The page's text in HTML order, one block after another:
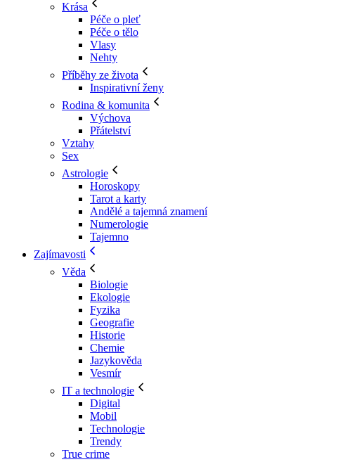
Krása
Péče o pleť
Péče o tělo
Vlasy
Nehty
Příběhy ze života
Inspirativní ženy
Rodina & komunita
Výchova
Přátelství
Vztahy
Sex
Astrologie
Horoskopy
Tarot a karty
Andělé a tajemná znamení
Numerologie
Tajemno
Zajímavosti
Věda
Biologie
Ekologie
Fyzika
Geografie
Historie
Chemie
Jazykověda
Vesmír
IT a technologie
Digital
Mobil
Technologie
Trendy
True crime